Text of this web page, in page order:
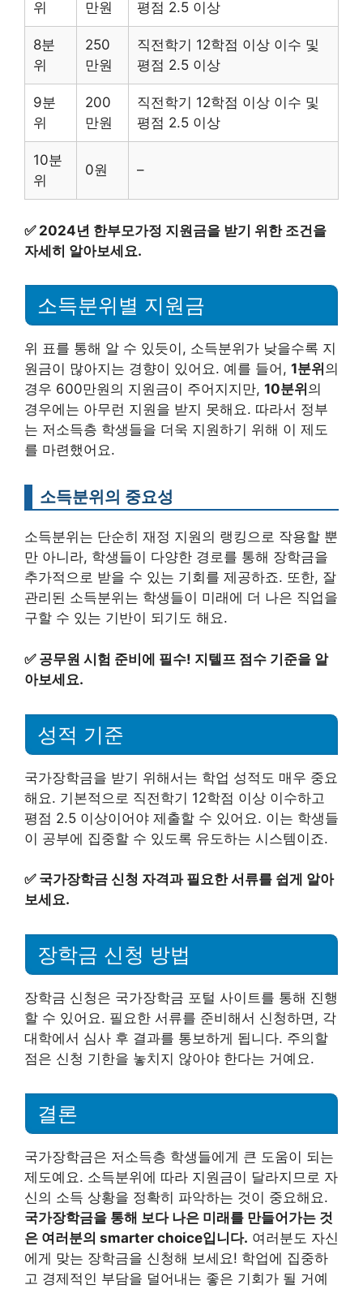
위 만원 평점 2.5 이상
8분
위
250
만원
직전학기 12학점 이상 이수 및
평점 2.5 이상
9분
위
200
만원
직전학기 12학점 이상 이수 및
평점 2.5 이상
10분
위
0원 –
✅ 2024년 한부모가정 지원금을 받기 위한 조건을
자세히 알아보세요.
소득분위별 지원금
위 표를 통해 알 수 있듯이, 소득분위가 낮을수록 지
원금이 많아지는 경향이 있어요. 예를 들어, 1분위 의
경우 600만원의 지원금이 주어지지만, 10분위 의
경우에는 아무런 지원을 받지 못해요. 따라서 정부
는 저소득층 학생들을 더욱 지원하기 위해 이 제도
를 마련했어요.
소득분위의 중요성
소득분위는 단순히 재정 지원의 랭킹으로 작용할 뿐
만 아니라, 학생들이 다양한 경로를 통해 장학금을
추가적으로 받을 수 있는 기회를 제공하죠. 또한, 잘
관리된 소득분위는 학생들이 미래에 더 나은 직업을
구할 수 있는 기반이 되기도 해요.
✅ 공무원 시험 준비에 필수! 지텔프 점수 기준을 알
아보세요.
성적 기준
국가장학금을 받기 위해서는 학업 성적도 매우 중요
해요. 기본적으로 직전학기 12학점 이상 이수하고
평점 2.5 이상이어야 제출할 수 있어요. 이는 학생들
이 공부에 집중할 수 있도록 유도하는 시스템이죠.
✅ 국가장학금 신청 자격과 필요한 서류를 쉽게 알아
보세요.
장학금 신청 방법
장학금 신청은 국가장학금 포털 사이트를 통해 진행
할 수 있어요. 필요한 서류를 준비해서 신청하면, 각
대학에서 심사 후 결과를 통보하게 됩니다. 주의할
점은 신청 기한을 놓치지 않아야 한다는 거예요.
결론
국가장학금은 저소득층 학생들에게 큰 도움이 되는
제도예요. 소득분위에 따라 지원금이 달라지므로 자
신의 소득 상황을 정확히 파악하는 것이 중요해요.
국가장학금을 통해 보다 나은 미래를 만들어가는 것
은 여러분의 smarter choice입니다. 여러분도 자신
에게 맞는 장학금을 신청해 보세요! 학업에 집중하
고 경제적인 부담을 덜어내는 좋은 기회가 될 거예